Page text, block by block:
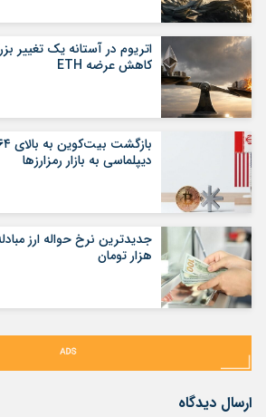
اتریوم در آستانه یک تغییر
کاهش عرضه ETH
دیپلماسی به بازار رمزارزها
هزار تومان
ارسال دیدگاه